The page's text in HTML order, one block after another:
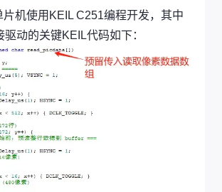
机使用KEIL C251编程开发，其中
驱动的关键KEIL代码如下：